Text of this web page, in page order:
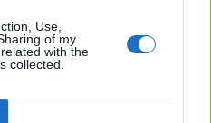
Use,
of my
with the
collected.
Mini
Hashtag